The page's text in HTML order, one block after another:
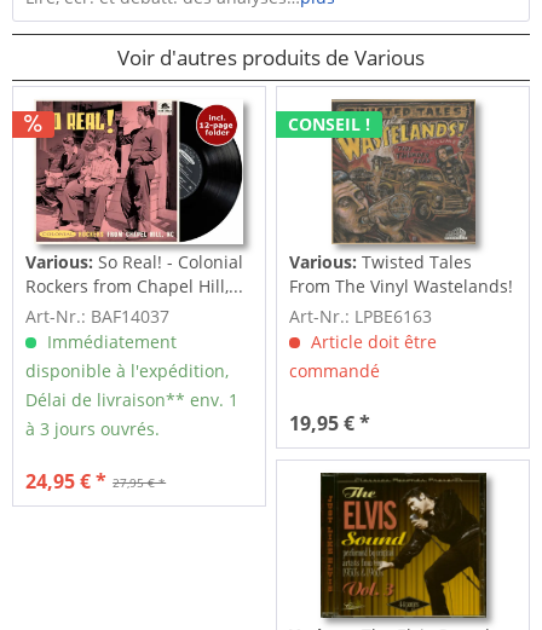
Voir d'autres produits de Various
Various:So Real! - Colonial
Rockers from Chapel Hill,...
Art-Nr.: BAF14037
Immédiatement
disponible à l'expédition,
Délai de livraison** env. 1
à 3 jours ouvrés.
27,95 € *
24,95 € *
CONSEIL !
Various:Twisted Tales
From The Vinyl Wastelands!
Vol.5...
Art-Nr.: LPBE6163
Article doit être
commandé
19,95 € *